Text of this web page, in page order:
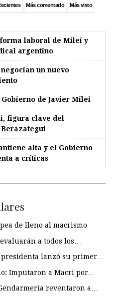
Más comentado Más visto
laboral de Milei y
argentino
un nuevo
de Javier Milei
figura clave del
alta y el Gobierno
a críticas
de lleno al macrismo
a todos los…
presidenta lanzó su primer…
Imputaron a Macri por…
reventaron a…